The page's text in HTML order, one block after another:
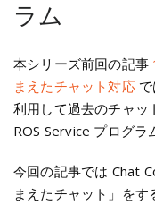
ラム
本シリーズ前回の記事
まえたチャット対応で
利用して過去のチャッ
ROS Service プログラ
今回の記事では Chat
まえたチャット」を